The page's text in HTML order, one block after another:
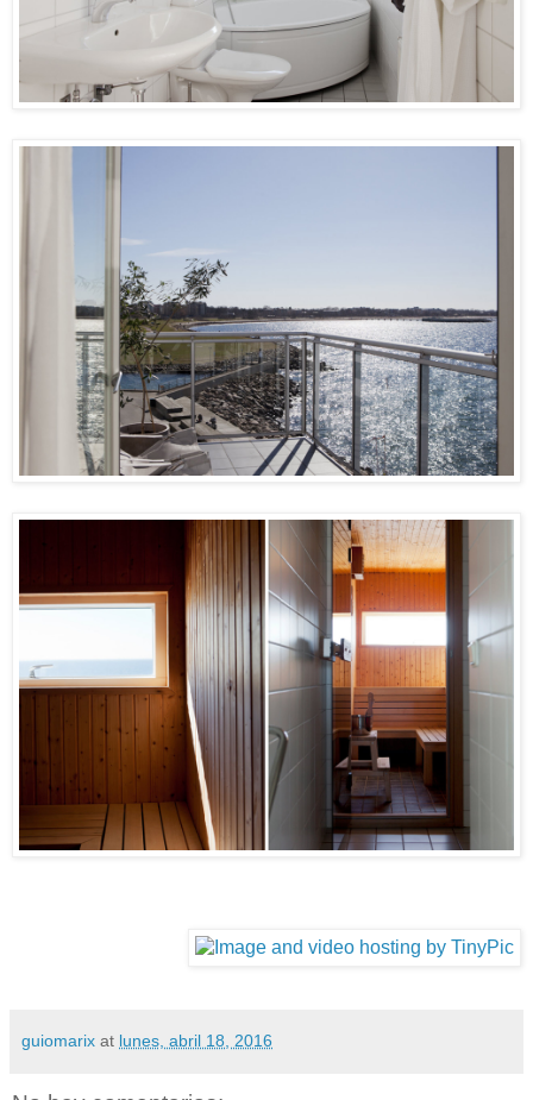
guiomarix at lunes, abril 18, 2016